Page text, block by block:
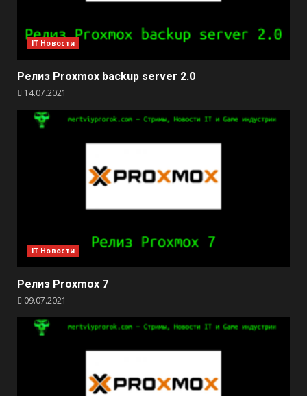
IT Новости
Релиз Proxmox backup server 2.0
14.07.2021
IT Новости
Релиз Proxmox 7
09.07.2021